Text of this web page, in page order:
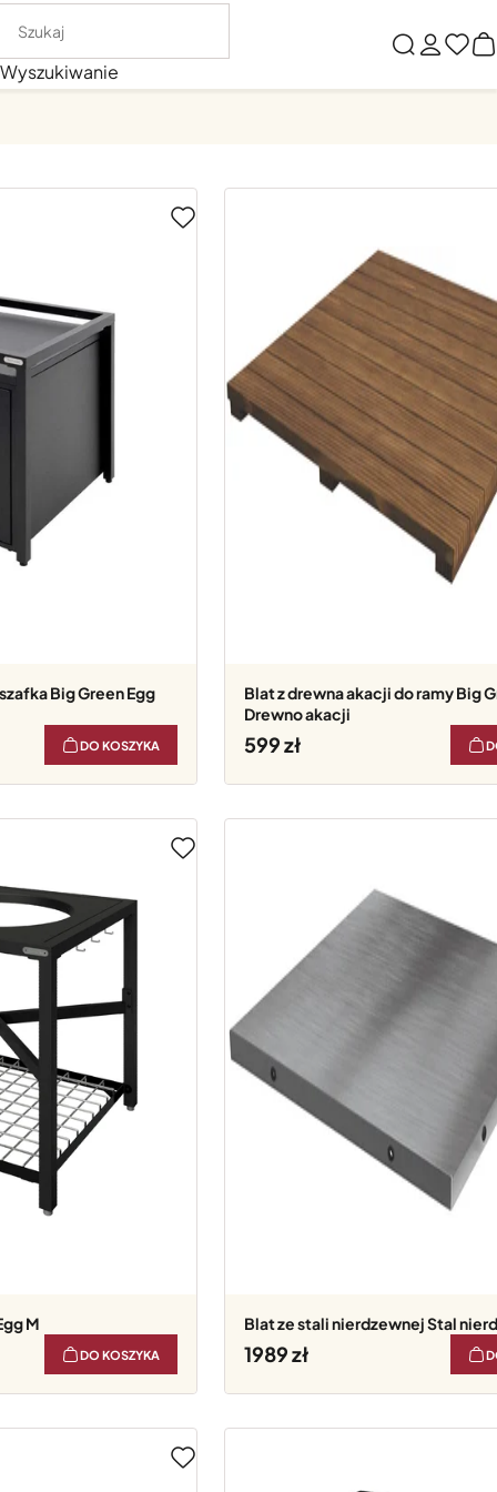
Wyszukiwanie
Big Green Egg
DO KOSZYKA
Blat z drewna akacji do ramy Big Green Egg
Drewno akacji
599
M
DO KOSZYKA
Blat ze stali nierdzewnej Stal
1989